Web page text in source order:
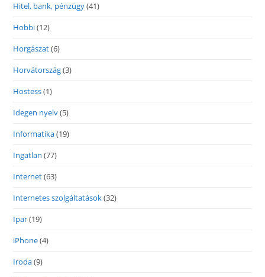
Hitel, bank, pénzügy(41)
Hobbi(12)
Horgászat(6)
Horvátország(3)
Hostess(1)
Idegen nyelv(5)
Informatika(19)
Ingatlan (77)
Internet(63)
Internetes szolgáltatások(32)
Ipar(19)
iPhone(4)
Iroda(9)